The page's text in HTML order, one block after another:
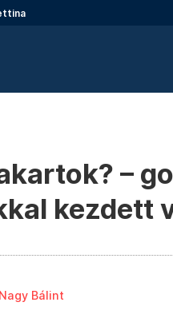
–
kezdett
Bálint